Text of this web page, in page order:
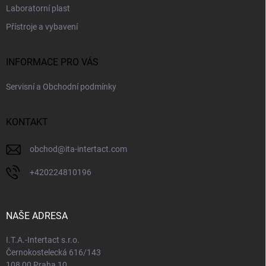
Laboratorní plast
Přístroje a vybavení
INFORMACE PRO VÁS
Servisní a Obchodní podmínky
KONTAKT
obchod@ita-intertact.com
+420224810196
NAŠE ADRESA
I.T.A.-Intertact s.r.o.
Černokostelecká 616/143